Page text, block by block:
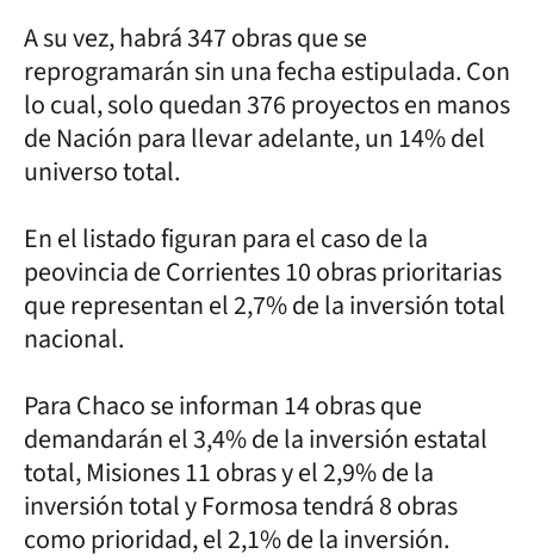
A su vez, habrá 347 obras que se
reprogramarán sin una fecha estipulada. Con
lo cual, solo quedan 376 proyectos en manos
de Nación para llevar adelante, un 14% del
universo total.
En el listado figuran para el caso de la
peovincia de Corrientes 10 obras prioritarias
que representan el 2,7% de la inversión total
nacional.
Para Chaco se informan 14 obras que
demandarán el 3,4% de la inversión estatal
total, Misiones 11 obras y el 2,9% de la
inversión total y Formosa tendrá 8 obras
como prioridad, el 2,1% de la inversión.